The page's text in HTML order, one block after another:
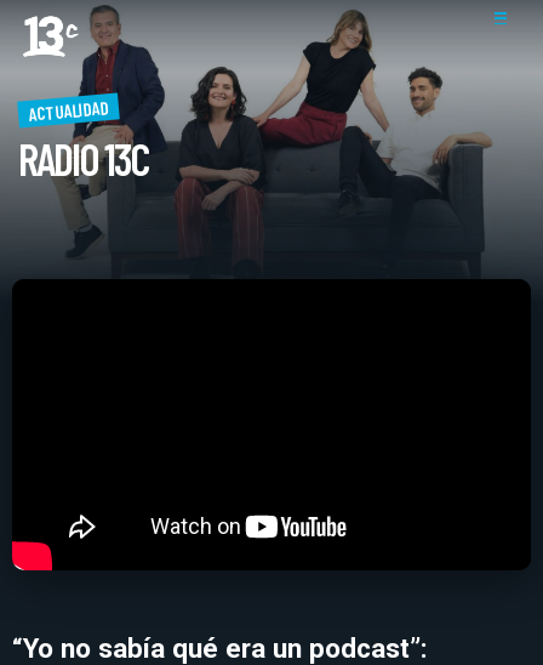
ACTUALIDAD
RADIO 13C
“Yo no sabía qué era un podcast”: